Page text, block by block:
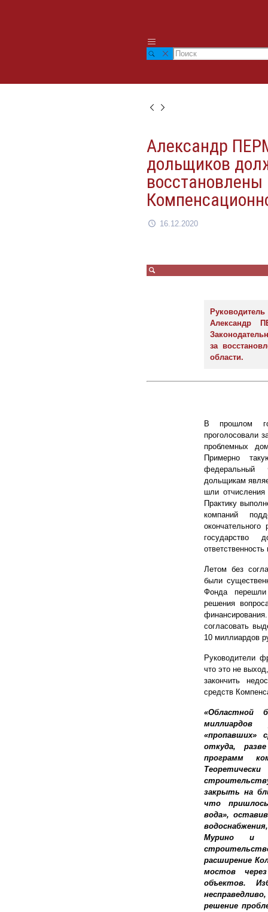
Александр
дольщиков
восстановлены
16.12.2020
Александр
за
области.
В прошлом
проголосовали
проблемных
Примерно
федеральный
дольщикам
шли отчисления
Практику
компаний
государство
Летом без
были
Фонда
решения
согласовать
10 миллиардов
Руководители
что это не
закончить
средств
«пропавших»
откуда,
программ
закрыть на
что
вода»,
Мурино и
расширение
мостов
объектов.
решение